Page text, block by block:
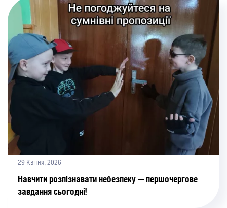
29 Квітня, 2026
Навчити розпізнавати небезпеку — першочергове
завдання сьогодні!